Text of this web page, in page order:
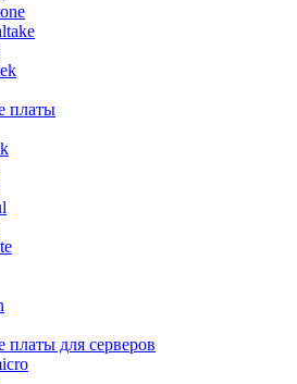
платы
платы для серверов